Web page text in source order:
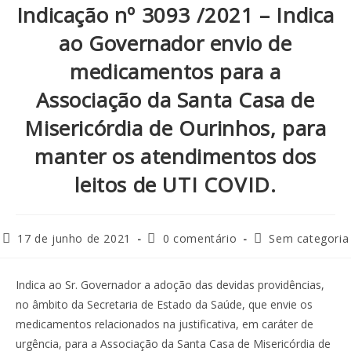
Indicação nº 3093 /2021 – Indica
ao Governador envio de
medicamentos para a
Associação da Santa Casa de
Misericórdia de Ourinhos, para
manter os atendimentos dos
leitos de UTI COVID.
17 de junho de 2021 0 comentário Sem categoria
Indica ao Sr. Governador a adoção das devidas providências,
no âmbito da Secretaria de Estado da Saúde, que envie os
medicamentos relacionados na justificativa, em caráter de
urgência, para a Associação da Santa Casa de Misericórdia de